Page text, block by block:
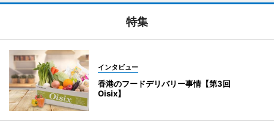
特集
インタビュー
香港のフードデリバリー事情【第3回
Oisix】